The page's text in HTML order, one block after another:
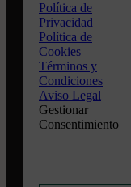
Política de
Privacidad
Política de
Cookies
Términos y
Condiciones
Aviso Legal
Gestionar
Consentimiento